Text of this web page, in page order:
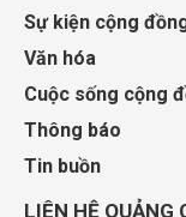
Sự kiện cộng
Văn hóa
Cuộc sống cộng
Thông báo
Tin buồn
LIÊN HỆ QUẢNG